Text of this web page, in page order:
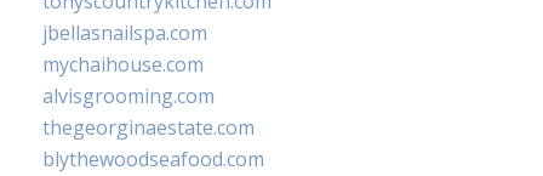
jbellasnailspa.com
mychaihouse.com
alvisgrooming.com
thegeorginaestate.com
blythewoodseafood.com